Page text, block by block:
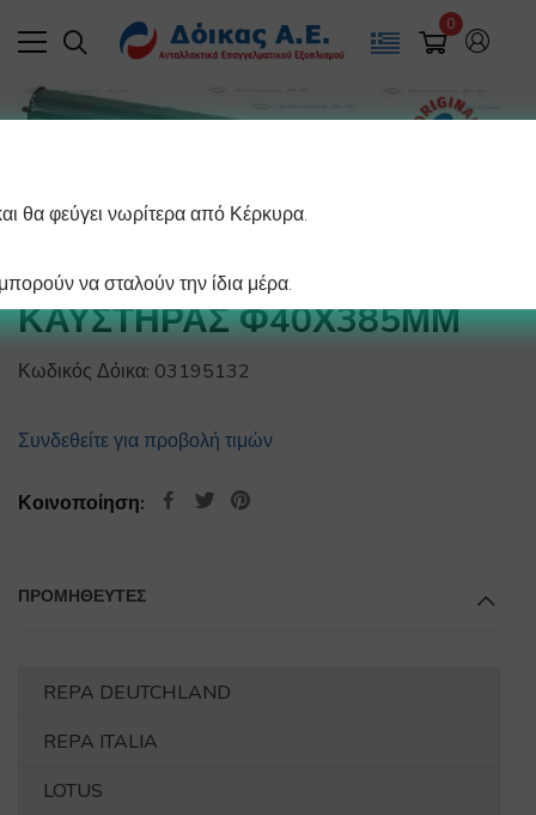
0
ΚΑΥΣΤΗΡΑΣ Φ40Χ385ΜΜ
Κωδικός Δόικα: 03195132
Συνδεθείτε για προβολή τιμών
Κοινοποίηση:
ΠΡΟΜΗΘΕΥΤΕΣ
REPA DEUTCHLAND
REPA ITALIA
LOTUS
θα φεύγει νωρίτερα από Κέρκυρα.
να σταλούν την ίδια μέρα.